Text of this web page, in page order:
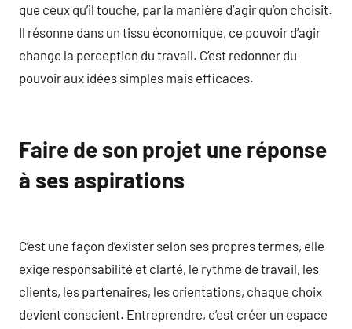
que ceux qu’il touche, par la manière d’agir qu’on choisit.
Il résonne dans un tissu économique, ce pouvoir d’agir
change la perception du travail. C’est redonner du
pouvoir aux idées simples mais efficaces.
Faire de son projet une réponse
à ses aspirations
C’est une façon d’exister selon ses propres termes, elle
exige responsabilité et clarté, le rythme de travail, les
clients, les partenaires, les orientations, chaque choix
devient conscient. Entreprendre, c’est créer un espace